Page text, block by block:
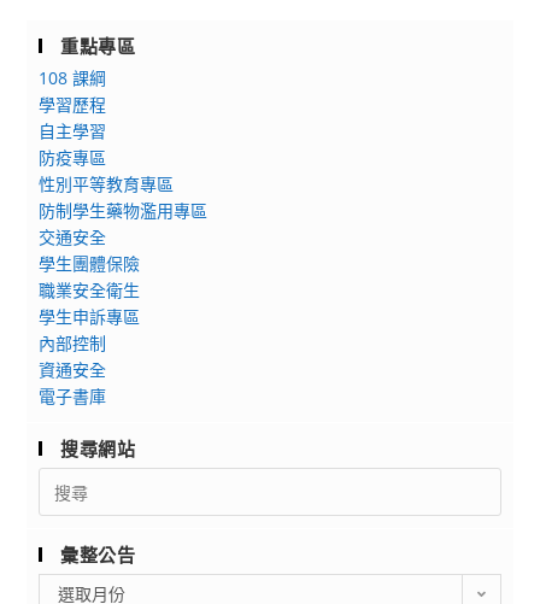
重點專區
108 課綱
學習歷程
自主學習
防疫專區
性別平等教育專區
防制學生藥物濫用專區
交通安全
學生團體保險
職業安全衛生
學生申訴專區
內部控制
資通安全
電子書庫
搜尋網站
Search
for:
彙整公告
選取月份